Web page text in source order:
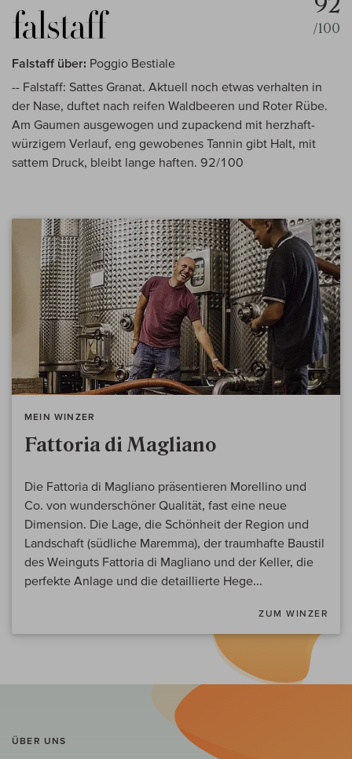
/100
Falstaff über: Poggio Bestiale
-- Falstaff: Sattes Granat. Aktuell noch etwas verhalten in
der Nase, duftet nach reifen Waldbeeren und Roter Rübe.
Am Gaumen ausgewogen und zupackend mit herzhaft-
würzigem Verlauf, eng gewobenes Tannin gibt Halt, mit
sattem Druck, bleibt lange haften. 92/100
MEIN WINZER
Fattoria di Magliano
Die Fattoria di Magliano präsentieren Morellino und
Co. von wunderschöner Qualität, fast eine neue
Dimension. Die Lage, die Schönheit der Region und
Landschaft (südliche Maremma), der traumhafte Baustil
des Weinguts Fattoria di Magliano und der Keller, die
perfekte Anlage und die detaillierte Hege...
ZUM WINZER
ÜBER UNS